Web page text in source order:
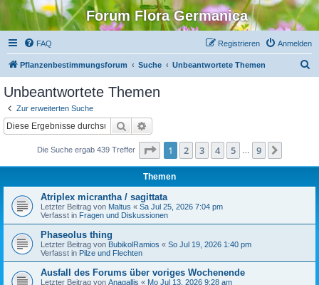
Forum Flora Germanica
FAQ Anmelden
Registrieren
Pflanzenbestimmungsforum Suche Unbeantwortete Themen
Unbeantwortete Themen
Zur erweiterten Suche
Suche
Die Suche ergab 439 Treffer Seite 1von
1 2 3 4 5 9
Themen
Atriplex micrantha / sagittata
Letzter Beitrag von Maltus « Sa Jul 25, 2026 7:04 pm
Verfasst in Fragen und Diskussionen
Phaseolus thing
Letzter Beitrag von BubikolRamios « So Jul 19, 2026 1:40 pm
Verfasst in Pilze und Flechten
Ausfall des Forums über voriges Wochenende
Letzter Beitrag von Anagallis « Mo Jul 13, 2026 9:28 am